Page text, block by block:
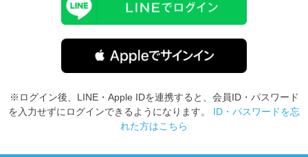
※ログイン後、LINE・Apple IDを連携すると、会員ID・パスワード
を入力せずにログインできるようになります。 ID・パスワードを忘
れた方はこちら